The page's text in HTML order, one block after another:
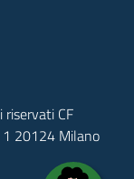
CF
20124 Milano